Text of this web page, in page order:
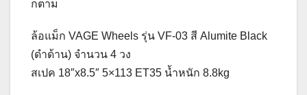
ก็ตาม
ล้อแม็ก VAGE Wheels รุ่น VF-03 สี Alumite Black
(ดำด้าน) จำนวน 4 วง
สเปค 18″x8.5″ 5×113 ET35 น้ำหนัก 8.8kg